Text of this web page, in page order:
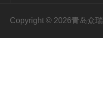
Copyright © 2026青岛众